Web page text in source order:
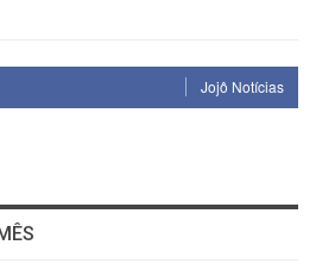
Jojô Notícias